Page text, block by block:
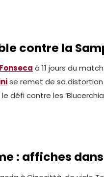
contre la
à 11 jours du
se remet de sa
défi contre les
: affiches